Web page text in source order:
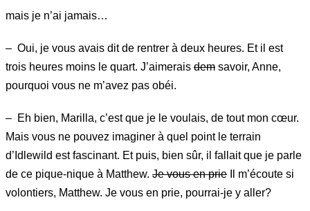
mais je n’ai jamais…
– Oui, je vous avais dit de rentrer à deux heures. Et il est
trois heures moins le quart. J’aimerais dem savoir, Anne,
pourquoi vous ne m’avez pas obéi.
– Eh bien, Marilla, c’est que je le voulais, de tout mon cœur.
Mais vous ne pouvez imaginer à quel point le terrain
d’Idlewild est fascinant. Et puis, bien sûr, il fallait que je parle
de ce pique-nique à Matthew. Je vous en prie Il m’écoute si
volontiers, Matthew. Je vous en prie, pourrai-je y aller?